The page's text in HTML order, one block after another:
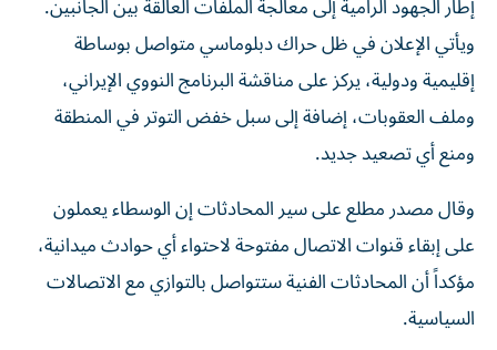
ويأتي الإعلان في ظل حراك دبلوماسي متواصل بوساطة
إقليمية ودولية، يركز على مناقشة البرنامج النووي الإيراني،
وملف العقوبات، إضافة إلى سبل خفض التوتر في المنطقة
ومنع أي تصعيد جديد.
وقال مصدر مطلع على سير المحادثات إن الوسطاء يعملون
على إبقاء قنوات الاتصال مفتوحة لاحتواء أي حوادث ميدانية،
مؤكداً أن المحادثات الفنية ستتواصل بالتوازي مع الاتصالات
السياسية.